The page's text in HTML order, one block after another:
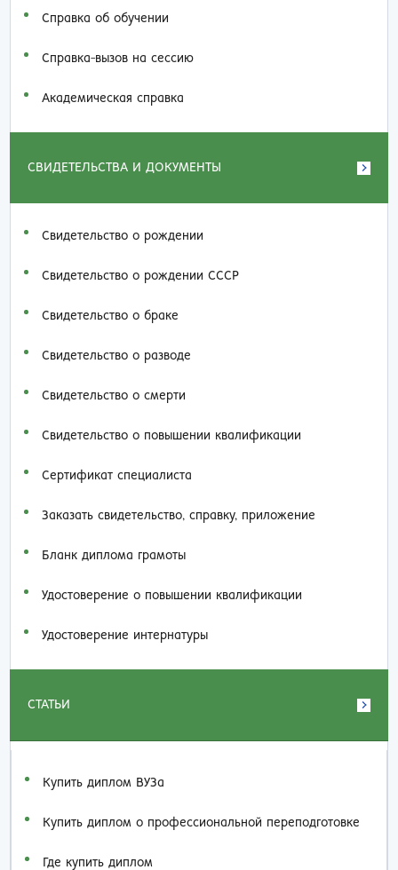
Справка об обучении
Справка-вызов на сессию
Академическая справка
СВИДЕТЕЛЬСТВА И ДОКУМЕНТЫ
Свидетельство о рождении
Свидетельство о рождении СССР
Свидетельство о браке
Свидетельство о разводе
Свидетельство о смерти
Свидетельство о повышении квалификации
Сертификат специалиста
Заказать cвидетельство, справку, приложение
Бланк диплома грамоты
Удостоверение о повышении квалификации
Удостоверение интернатуры
СТАТЬИ
Купить диплом ВУЗа
Купить диплом о профессиональной переподготовке
Где купить диплом